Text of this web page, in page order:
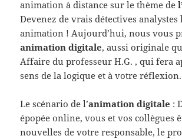
animation à distance sur le thème de
Devenez de vrais détectives analystes
animation ! Aujourd’hui, nous vous
animation digitale, aussi originale
Affaire du professeur H.G. , qui fera
sens de la logique et à votre réflexion.
Le scénario de l’animation digitale :
épopée online, vous et vos collègues
nouvelles de votre responsable, le